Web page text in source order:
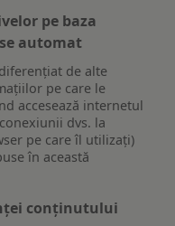
pe baza
automat
de alte
pe care le
accesează internetul
dvs. la
pe care îl utilizați)
în această
conținutului